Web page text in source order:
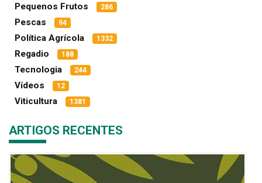
Pequenos Frutos 286
Pescas 94
Política Agrícola 1332
Regadio 188
Tecnologia 244
Vídeos 12
Viticultura 1381
ARTIGOS RECENTES